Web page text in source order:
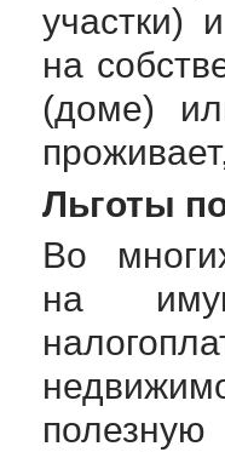
участки)
на
(доме)
Льготы
Во
на